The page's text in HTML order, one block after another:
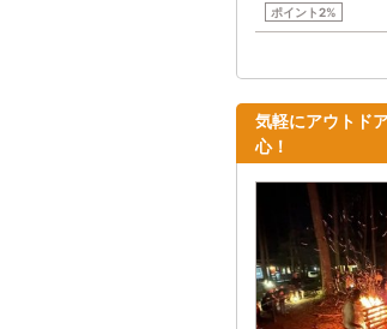
ポイント2%
気軽にアウトド
心！